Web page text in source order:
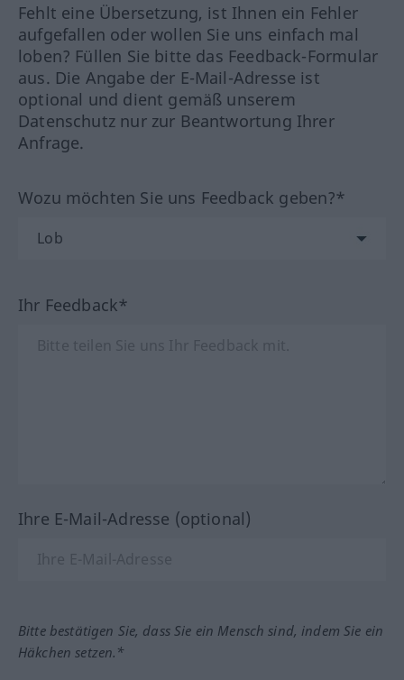
Fehlt eine Übersetzung, ist Ihnen ein Fehler
aufgefallen oder wollen Sie uns einfach mal
loben? Füllen Sie bitte das Feedback-Formular
aus. Die Angabe der E-Mail-Adresse ist
optional und dient gemäß unserem
Datenschutz nur zur Beantwortung Ihrer
Anfrage.
Wozu möchten Sie uns Feedback geben?*
Ihr Feedback*
Ihre E-Mail-Adresse (optional)
Bitte bestätigen Sie, dass Sie ein Mensch sind, indem Sie ein
Häkchen setzen.*